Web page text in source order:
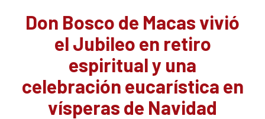
Don Bosco de Macas vivió
el Jubileo en retiro
espiritual y una
celebración eucarística en
vísperas de Navidad